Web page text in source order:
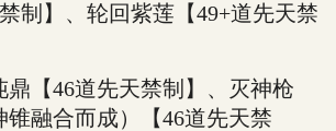
制】、轮回紫莲【49+道先天禁
鼎【46道先天禁制】、灭神枪
锥融合而成）【46道先天禁